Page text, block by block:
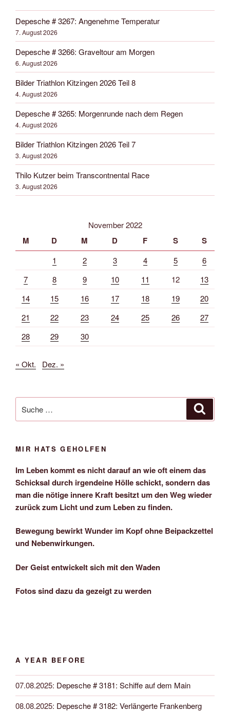
Depesche # 3267: Angenehme Temperatur
7. August 2026
Depesche # 3266: Graveltour am Morgen
6. August 2026
Bilder Triathlon Kitzingen 2026 Teil 8
4. August 2026
Depesche # 3265: Morgenrunde nach dem Regen
4. August 2026
Bilder Triathlon Kitzingen 2026 Teil 7
3. August 2026
Thilo Kutzer beim Transcontnental Race
3. August 2026
November 2022
M D M D F S S
1 2 3 4 5
6
7
8 9 10 11 12
13
14
15 16 17 18 19
20
21
22 23 24 25 26
27
28
29 30
« Okt. Dez. »
nach:
MIR HATS GEHOLFEN
Im Leben kommt es nicht darauf an wie oft einem das
Schicksal durch irgendeine Hölle schickt, sondern das
man die nötige innere Kraft besitzt um den Weg wieder
zurück zum Licht und zum Leben zu finden.
Bewegung bewirkt Wunder im Kopf ohne Beipackzettel
und Nebenwirkungen.
Der Geist entwickelt sich mit den Waden
Fotos sind dazu da gezeigt zu werden
A YEAR BEFORE
07.08.2025: Depesche # 3181: Schiffe auf dem Main
08.08.2025: Depesche # 3182: Verlängerte Frankenberg